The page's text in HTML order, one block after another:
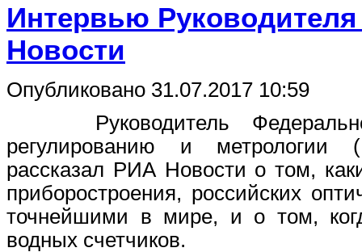
Интервью
Новости
Опубликовано 31.07.2017 10:59
Руководитель
регулированию и метрологии
рассказал РИА Новости о том,
приборостроения, российских
точнейшими в мире, и о том,
водных счетчиков.